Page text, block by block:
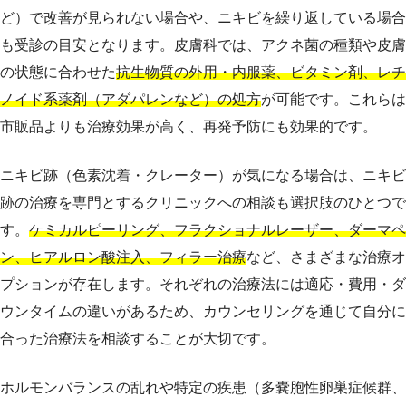
ど）で改善が見られない場合や、ニキビを繰り返している場合
も受診の目安となります。皮膚科では、アクネ菌の種類や皮膚
の状態に合わせた抗生物質の外用・内服薬、ビタミン剤、レチ
ノイド系薬剤（アダパレンなど）の処方が可能です。これらは
市販品よりも治療効果が高く、再発予防にも効果的です。
ニキビ跡（色素沈着・クレーター）が気になる場合は、ニキビ
跡の治療を専門とするクリニックへの相談も選択肢のひとつで
す。 ケミカルピーリング、フラクショナルレーザー、ダーマペ
ン、ヒアルロン酸注入、フィラー治療など、さまざまな治療オ
プションが存在します。それぞれの治療法には適応・費用・ダ
ウンタイムの違いがあるため、カウンセリングを通じて自分に
合った治療法を相談することが大切です。
ホルモンバランスの乱れや特定の疾患（多嚢胞性卵巣症候群、